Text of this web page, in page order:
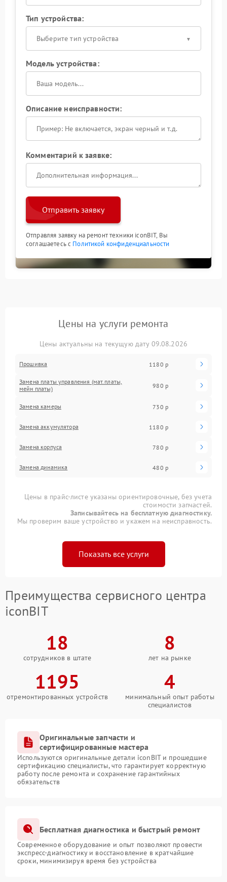
Тип устройства:
Выберите тип устройства
Модель устройства:
Описание неисправности:
Комментарий к заявке:
Отправить заявку
Отправляя заявку на ремонт техники iconBIT, Вы
соглашаетесь с Политикой конфиденциальности
Цены на услуги ремонта
Цены актуальны на текущую дату 09.08.2026
Прошивка 1180 р
Замена платы управления (мат.платы,
мейн платы)
980 р
Замена камеры 730 р
Замена аккумулятора 1180 р
Замена корпуса 780 р
Замена динамика 480 р
Цены в прайс-листе указаны ориентировочные, без учета
стоимости запчастей.
Записывайтесь на бесплатную диагностику.
Мы проверим ваше устройство и укажем на неисправность.
Показать все услуги
Преимущества сервисного центра
iconBIT
18
сотрудников в штате
8
лет на рынке
1195
отремонтированных устройств
4
минимальный опыт работы
специалистов
Оригинальные запчасти и
сертифицированные мастера
Используются оригинальные детали iconBIT и прошедшие
сертификацию специалисты, что гарантирует корректную
работу после ремонта и сохранение гарантийных
обязательств
Бесплатная диагностика и быстрый ремонт
Современное оборудование и опыт позволяют провести
экспресс-диагностику и восстановление в кратчайшие
сроки, минимизируя время без устройства